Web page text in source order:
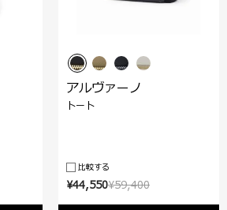
¥59,400
¥44,550
アルヴァーノ
トート
比較する